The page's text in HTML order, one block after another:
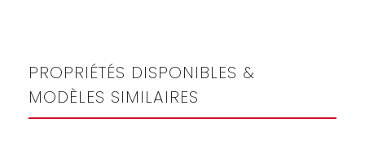
PROPRIÉTÉS DISPONIBLES &
MODÈLES SIMILAIRES